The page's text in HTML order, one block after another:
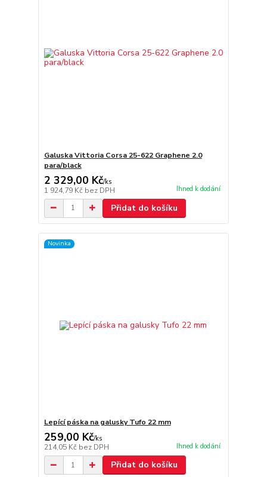
Galuska Vittoria Corsa 25-622 Graphene 2.0
para/black
2 329,00 Kč/ks
1 924,79 Kč bez DPH Ihned k dodání
Přidat do košíku
Novinka
Lepící páska na galusky Tufo 22 mm
259,00 Kč/ks
214,05 Kč bez DPH Ihned k dodání
Přidat do košíku